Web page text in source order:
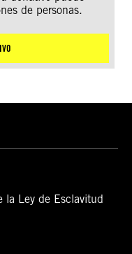
de personas.
la Ley de Esclavitud